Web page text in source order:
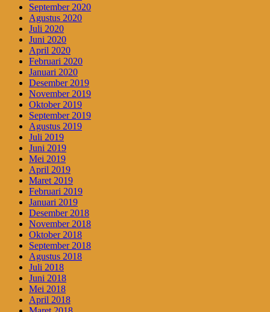
September 2020
Agustus 2020
Juli 2020
Juni 2020
April 2020
Februari 2020
Januari 2020
Desember 2019
November 2019
Oktober 2019
September 2019
Agustus 2019
Juli 2019
Juni 2019
Mei 2019
April 2019
Maret 2019
Februari 2019
Januari 2019
Desember 2018
November 2018
Oktober 2018
September 2018
Agustus 2018
Juli 2018
Juni 2018
Mei 2018
April 2018